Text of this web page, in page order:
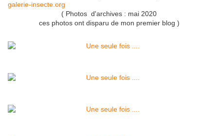
galerie-insecte.org
( Photos d'archives : mai 2020
ces photos ont disparu de mon premier blog )